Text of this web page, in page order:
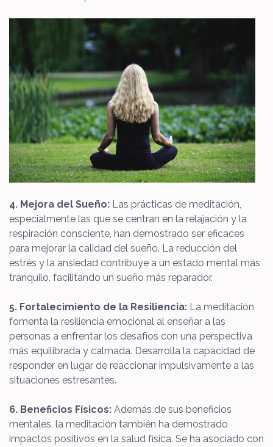
4. Mejora del Sueño: Las prácticas de meditación,
especialmente las que se centran en la relajación y la
respiración consciente, han demostrado ser eficaces
para mejorar la calidad del sueño. La reducción del
estrés y la ansiedad contribuye a un estado mental más
tranquilo, facilitando un sueño más reparador.
5. Fortalecimiento de la Resiliencia: La meditación
fomenta la resiliencia emocional al enseñar a las
personas a enfrentar los desafíos con una perspectiva
más equilibrada y calmada. Desarrolla la capacidad de
responder en lugar de reaccionar impulsivamente a las
situaciones estresantes.
6. Beneficios Físicos: Además de sus beneficios
mentales, la meditación también ha demostrado
impactos positivos en la salud física. Se ha asociado con